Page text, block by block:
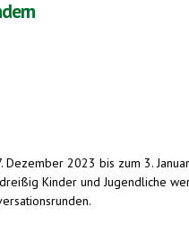
Dezember 2023 bis zum 3.
Kinder und Jugendliche